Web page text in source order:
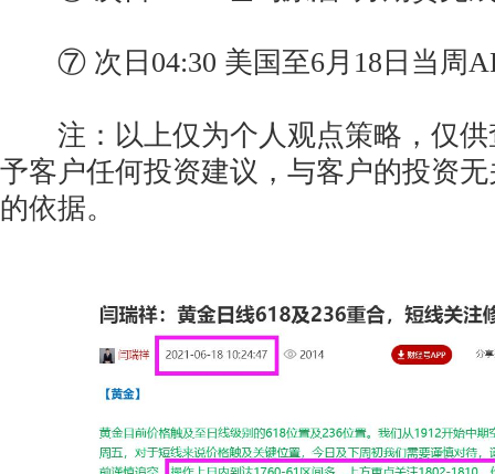
⑦ 次日04:30 美国至6月18日当周
注：以上仅为个人观点策略，仅供
予客户任何投资建议，与客户的投资
的依据。